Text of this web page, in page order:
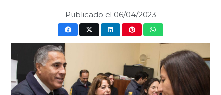
Publicado el 06/04/2023